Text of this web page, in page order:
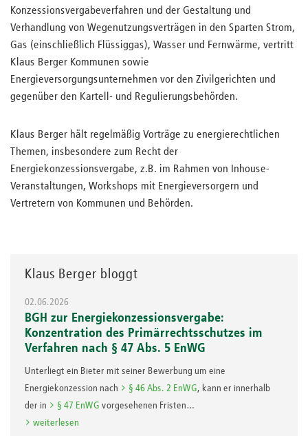
Konzessionsvergabeverfahren und der Gestaltung und
Verhandlung von Wegenutzungsverträgen in den Sparten Strom,
Gas (einschließlich Flüssiggas), Wasser und Fernwärme, vertritt
Klaus Berger Kommunen sowie
Energieversorgungsunternehmen vor den Zivilgerichten und
gegenüber den Kartell- und Regulierungsbehörden.
Klaus Berger hält regelmäßig Vorträge zu energierechtlichen
Themen, insbesondere zum Recht der
Energiekonzessionsvergabe, z.B. im Rahmen von Inhouse-
Veranstaltungen, Workshops mit Energieversorgern und
Vertretern von Kommunen und Behörden.
Klaus Berger bloggt
02.06.2026
BGH zur Energiekonzessionsvergabe:
Konzentration des Primärrechtsschutzes im
Verfahren nach § 47 Abs. 5 EnWG
Unterliegt ein Bieter mit seiner Bewerbung um eine
Energiekonzession nach
§ 46 Abs. 2 EnWG, kann er innerhalb
der in
§ 47 EnWG vorgesehenen Fristen…
weiterlesen